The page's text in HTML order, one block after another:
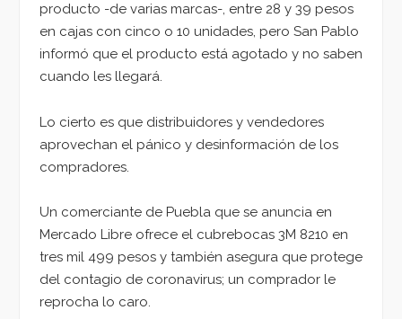
producto -de varias marcas-, entre 28 y 39 pesos
en cajas con cinco o 10 unidades, pero San Pablo
informó que el producto está agotado y no saben
cuando les llegará.
Lo cierto es que distribuidores y vendedores
aprovechan el pánico y desinformación de los
compradores.
Un comerciante de Puebla que se anuncia en
Mercado Libre ofrece el cubrebocas 3M 8210 en
tres mil 499 pesos y también asegura que protege
del contagio de coronavirus; un comprador le
reprocha lo caro.